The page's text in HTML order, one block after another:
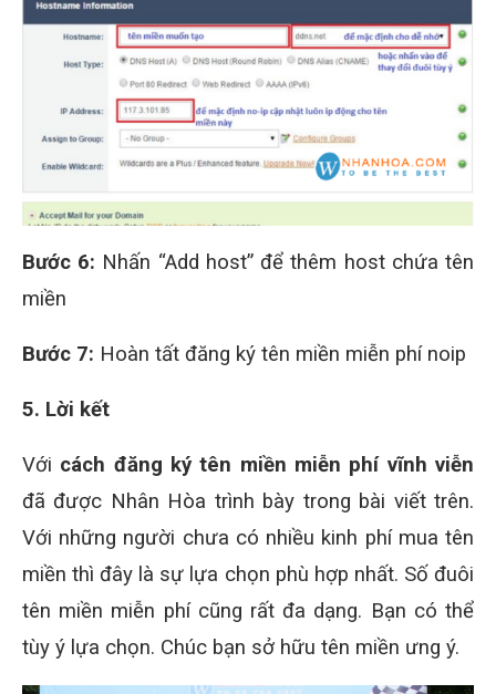
Bước 6: Nhấn “Add host” để thêm host chứa tên
miền
Bước 7: Hoàn tất đăng ký tên miền miễn phí noip
5. Lời kết
Với cách đăng ký tên miền miễn phí vĩnh viễn
đã được Nhân Hòa trình bày trong bài viết trên.
Với những người chưa có nhiều kinh phí mua tên
miền thì đây là sự lựa chọn phù hợp nhất. Số đuôi
tên miền miễn phí cũng rất đa dạng. Bạn có thể
tùy ý lựa chọn. Chúc bạn sở hữu tên miền ưng ý.